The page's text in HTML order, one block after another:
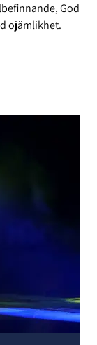
God
ojämlikhet.